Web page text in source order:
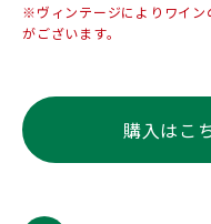
※ヴィンテージによりワイン
がございます。
購入はこ